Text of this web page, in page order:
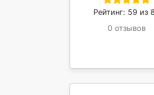
Рейтинг: 59 из
0 отзывов